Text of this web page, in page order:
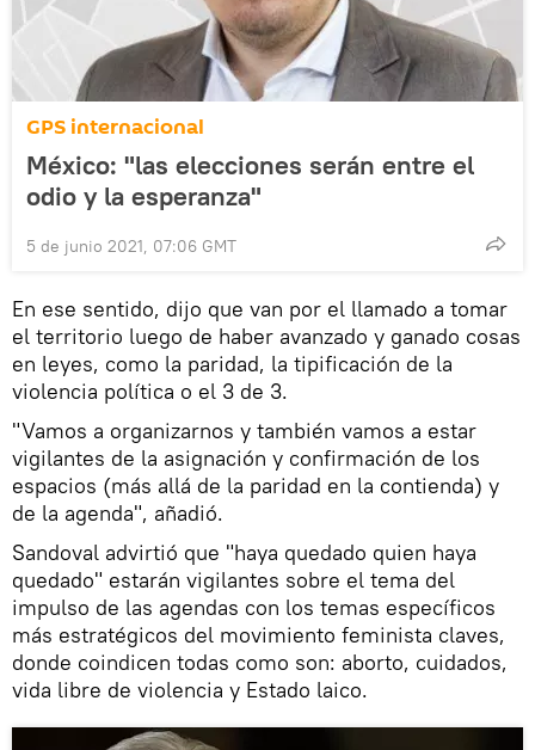
GPS internacional
México: "las elecciones serán entre el
odio y la esperanza"
5 de junio 2021, 07:06 GMT
En ese sentido, dijo que van por el llamado a tomar
el territorio luego de haber avanzado y ganado cosas
en leyes, como la paridad, la tipificación de la
violencia política o el 3 de 3.
"Vamos a organizarnos y también vamos a estar
vigilantes de la asignación y confirmación de los
espacios (más allá de la paridad en la contienda) y
de la agenda", añadió.
Sandoval advirtió que "haya quedado quien haya
quedado" estarán vigilantes sobre el tema del
impulso de las agendas con los temas específicos
más estratégicos del movimiento feminista claves,
donde coindicen todas como son: aborto, cuidados,
vida libre de violencia y Estado laico.